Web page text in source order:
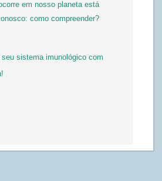
em nosso planeta está
como compreender?
sistema imunológico com